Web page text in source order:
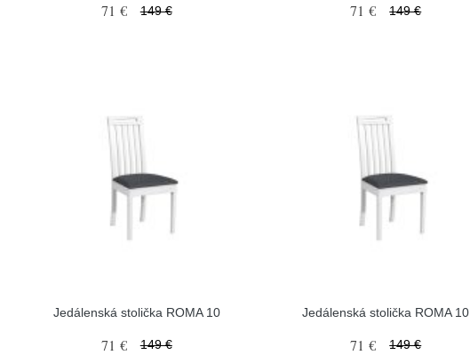
71 € 149 € 71 € 149 €
Jedálenská stolička ROMA 10
71 € 149 €
Jedálenská stolička ROMA 10
71 € 149 €